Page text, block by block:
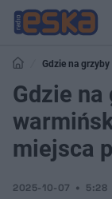
Gdzie na
Gdzie na
miejsca
2025-10-07 5:28